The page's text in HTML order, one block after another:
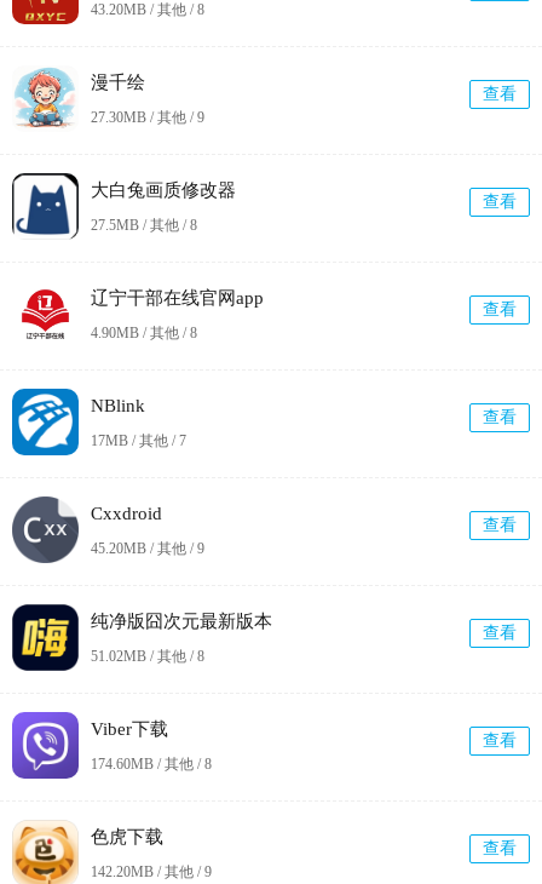
43.20MB / 其他 /8
漫千绘
27.30MB / 其他 /9
查看
大白兔画质修改器
27.5MB / 其他 /8
查看
辽宁干部在线官网app
4.90MB / 其他 /8
查看
NBlink
17MB / 其他 /7
查看
Cxxdroid
45.20MB / 其他 /9
查看
纯净版囧次元最新版本
51.02MB / 其他 /8
查看
Viber下载
174.60MB / 其他 /8
查看
色虎下载
142.20MB / 其他 /9
查看